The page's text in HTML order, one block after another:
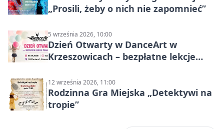
„Prosili, żeby o nich nie zapomnieć”
5 września 2026, 10:00
Dzień Otwarty w DanceArt w
Krzeszowicach – bezpłatne lekcje
12 września 2026, 11:00
Rodzinna Gra Miejska „Detektywi na
tropie”